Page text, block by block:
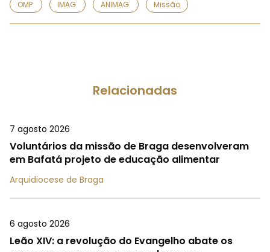
OMP IMAG ANIMAG Missão
Relacionadas
7 agosto 2026
Voluntários da missão de Braga desenvolveram
em Bafatá projeto de educação alimentar
Arquidiocese de Braga
6 agosto 2026
Leão XIV: a revolução do Evangelho abate os